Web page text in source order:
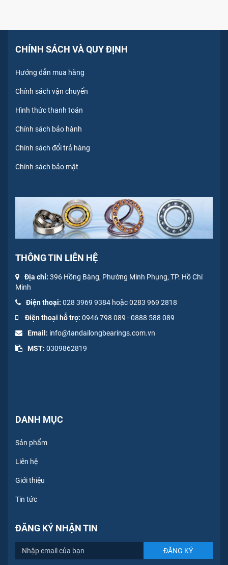
CHÍNH SÁCH VÀ QUY ĐỊNH
Hướng dẫn mua hàng
Chính sách vận chuyển
Hình thức thanh toán
Chính sách bảo hành
Chính sách đổi trả hàng
Chính sách bảo mật
THÔNG TIN LIÊN HỆ
Địa chỉ: 396 Hồng Bàng, Phường Minh Phụng, TP. Hồ Chí
Minh
Điện thoại: 028 3969 9384 hoặc 0283 969 2818
Điện thoại hỗ trợ: 0946 798 089 -0888 588 089
Email: info@tandailongbearings.com.vn
MST: 0309862819
DANH MỤC
Sản phẩm
Liên hệ
Giới thiệu
Tin tức
ĐĂNG KÝ NHẬN TIN